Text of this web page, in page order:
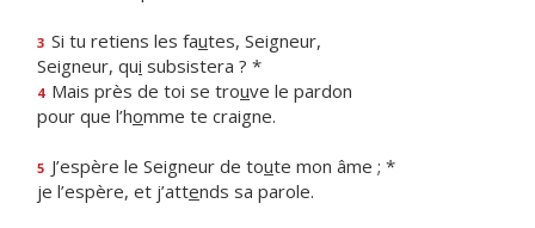
3 Si tu retiens les fautes, Seigneur,
Seigneur, qui subsistera ? *
4 Mais près de toi se trouve le pardon
pour que l’homme te craigne.
5 J’espère le Seigneur de toute mon âme ; *
je l’espère, et j’attends sa parole.